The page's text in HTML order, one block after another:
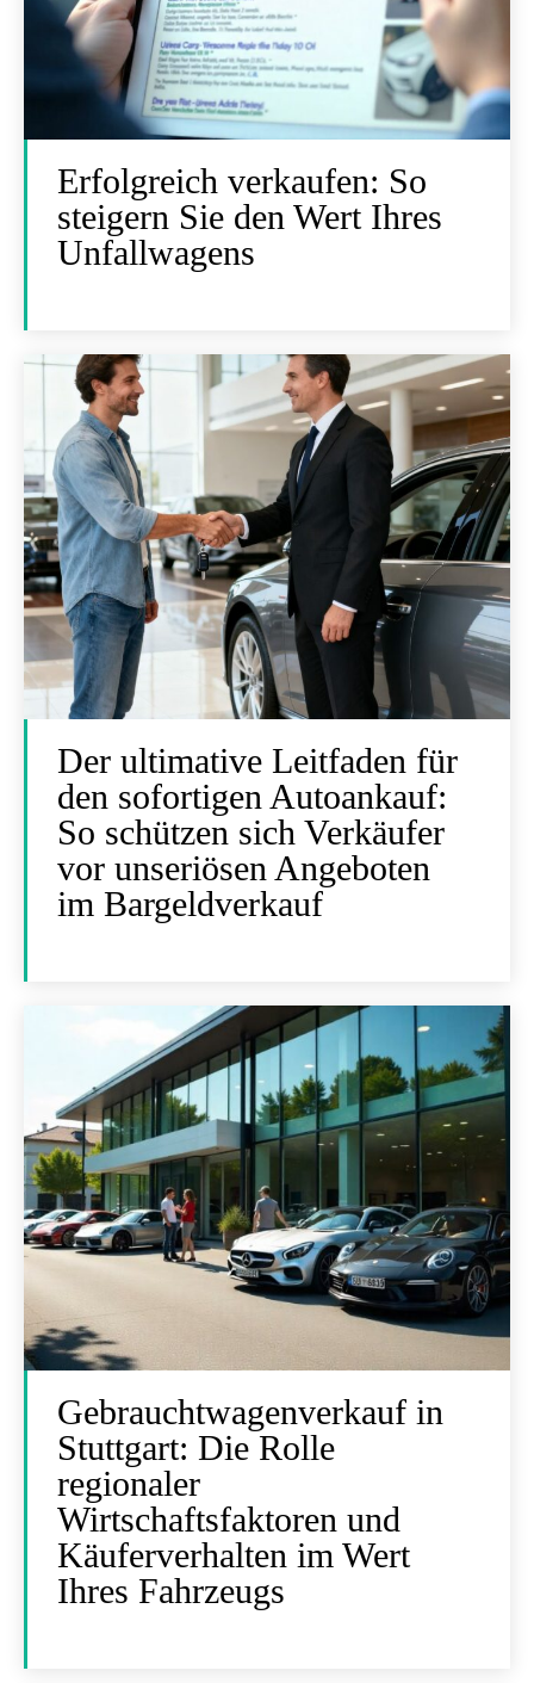
Erfolgreich verkaufen: So
steigern Sie den Wert Ihres
Unfallwagens
Der ultimative Leitfaden für
den sofortigen Autoankauf:
So schützen sich Verkäufer
vor unseriösen Angeboten
im Bargeldverkauf
Gebrauchtwagenverkauf in
Stuttgart: Die Rolle
regionaler
Wirtschaftsfaktoren und
Käuferverhalten im Wert
Ihres Fahrzeugs